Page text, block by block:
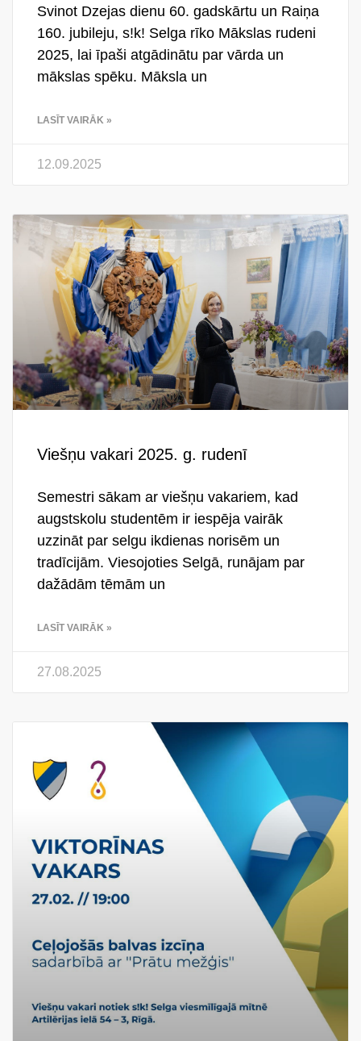
Svinot Dzejas dienu 60. gadskārtu un Raiņa
160. jubileju, s!k! Selga rīko Mākslas rudeni
2025, lai īpaši atgādinātu par vārda un
mākslas spēku. Māksla un
LASĪT VAIRĀK »
12.09.2025
Viešņu vakari 2025. g. rudenī
Semestri sākam ar viešņu vakariem, kad
augstskolu studentēm ir iespēja vairāk
uzzināt par selgu ikdienas norisēm un
tradīcijām. Viesojoties Selgā, runājam par
dažādām tēmām un
LASĪT VAIRĀK »
27.08.2025